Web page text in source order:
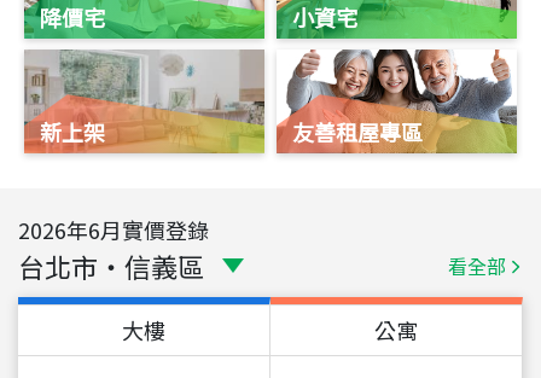
降價宅
新上架
小資宅
友善租屋專區
2026年6月實價登錄
台北市 ・ 信義區 看全部
大樓 公寓